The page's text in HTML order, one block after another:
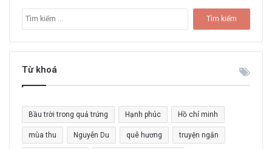
m
k
c
h
o
:
Từ khoá
Bầu trời trong quả trứng Hạnh phúc Hồ chí minh
mùa thu Nguyễn Du quê hương truyện ngắn